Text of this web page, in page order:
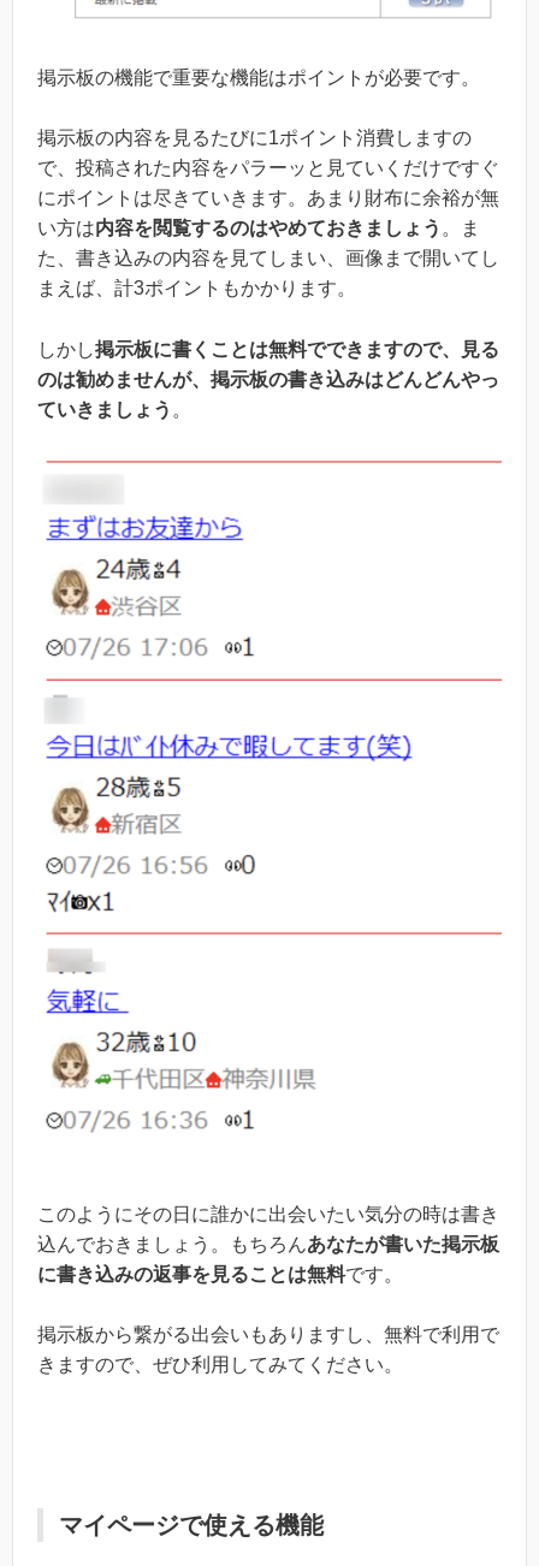
掲示板の機能で重要な機能はポイントが必要です。
掲示板の内容を見るたびに1ポイント消費しますの
で、投稿された内容をパラーッと見ていくだけですぐ
にポイントは尽きていきます。あまり財布に余裕が無
い方は内容を閲覧するのはやめておきましょう 。ま
た、書き込みの内容を見てしまい、画像まで開いてし
まえば、計3ポイントもかかります。
しかし掲示板に書くことは無料でできますので、見る
のは勧めませんが、掲示板の書き込みはどんどんやっ
ていきましょう 。
このようにその日に誰かに出会いたい気分の時は書き
込んでおきましょう。もちろんあなたが書いた掲示板
に書き込みの返事を見ることは無料です。
掲示板から繋がる出会いもありますし、無料で利用で
きますので、ぜひ利用してみてください。
マイページで使える機能